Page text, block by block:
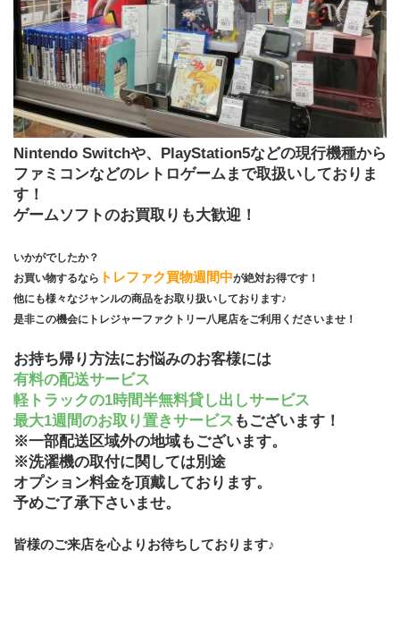
Nintendo Switchや、PlayStation5などの現行機種から
ファミコンなどのレトロゲームまで取扱いしておりま
す！
ゲームソフトのお買取りも大歓迎！
いかがでしたか？
お買い物するなら トレファク買物週間中が絶対お得です！
他にも様々なジャンルの商品をお取り扱いしております♪
是非この機会にトレジャーファクトリー八尾店をご利用くださいませ！
お持ち帰り方法にお悩みのお客様には
有料の配送サービス
軽トラックの1時間半無料貸し出しサービス
最大1週間のお取り置きサービス もございます！
※一部配送区域外の地域もございます。
※洗濯機の取付に関しては別途
オプション料金を頂戴しております。
予めご了承下さいませ。
皆様のご来店を心よりお待ちしております♪